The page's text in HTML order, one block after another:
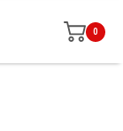
0